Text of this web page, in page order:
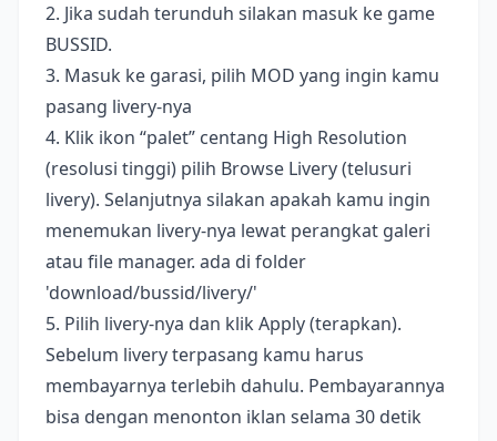
2. Jika sudah terunduh silakan masuk ke game
BUSSID.
3. Masuk ke garasi, pilih MOD yang ingin kamu
pasang livery-nya
4. Klik ikon “palet” centang High Resolution
(resolusi tinggi) pilih Browse Livery (telusuri
livery). Selanjutnya silakan apakah kamu ingin
menemukan livery-nya lewat perangkat galeri
atau file manager. ada di folder
'download/bussid/livery/'
5. Pilih livery-nya dan klik Apply (terapkan).
Sebelum livery terpasang kamu harus
membayarnya terlebih dahulu. Pembayarannya
bisa dengan menonton iklan selama 30 detik